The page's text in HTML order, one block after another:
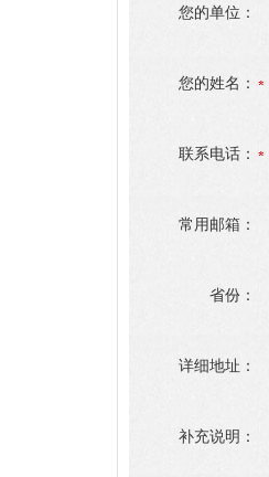
您的单位：
您的姓名：
联系电话：
常用邮箱：
省份：
详细地址：
补充说明：